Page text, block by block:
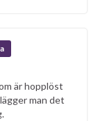
är hopplöst
man det